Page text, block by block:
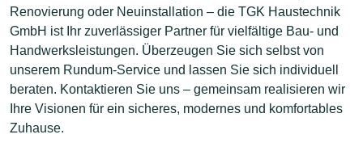
Renovierung oder Neuinstallation – die TGK Haustechnik
GmbH ist Ihr zuverlässiger Partner für vielfältige Bau- und
Handwerksleistungen. Überzeugen Sie sich selbst von
unserem Rundum-Service und lassen Sie sich individuell
beraten. Kontaktieren Sie uns – gemeinsam realisieren wir
Ihre Visionen für ein sicheres, modernes und komfortables
Zuhause.